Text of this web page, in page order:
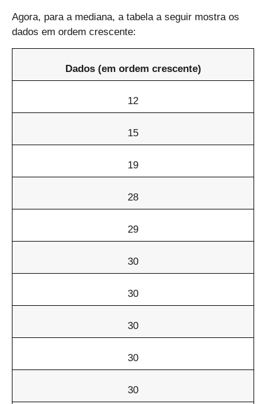
Agora, para a mediana, a tabela a seguir mostra os
dados em ordem crescente:
Dados (em ordem crescente)
12
15
19
28
29
30
30
30
30
30